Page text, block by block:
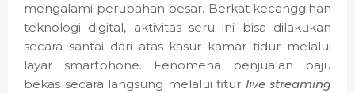
mengalami perubahan besar. Berkat kecanggihan
teknologi digital, aktivitas seru ini bisa dilakukan
secara santai dari atas kasur kamar tidur melalui
layar smartphone. Fenomena penjualan baju
bekas secara langsung melalui fitur live streaming